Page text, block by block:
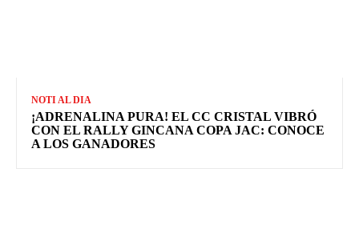
NOTI AL DIA
¡ADRENALINA PURA! EL CC CRISTAL VIBRÓ
CON EL RALLY GINCANA COPA JAC: CONOCE
A LOS GANADORES